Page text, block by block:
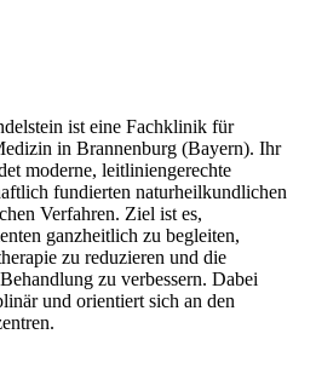
ist eine Fachklinik für
in Brannenburg (Bayern). Ihr
moderne, leitliniengerechte
fundierten naturheilkundlichen
Verfahren. Ziel ist es,
ganzheitlich zu begleiten,
zu reduzieren und die
zu verbessern. Dabei
und orientiert sich an den